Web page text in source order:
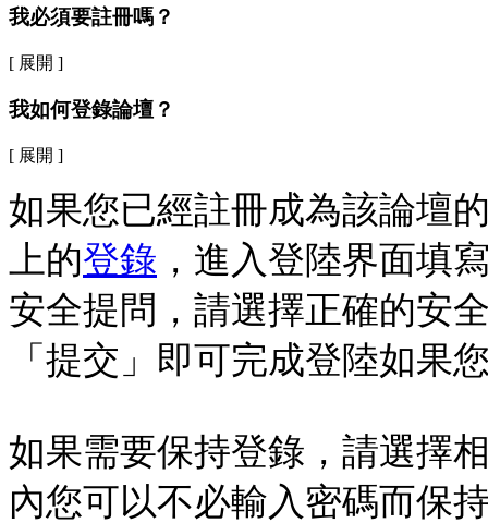
我必須要註冊嗎？
[ 展開 ]
我如何登錄論壇？
[ 展開 ]
如果您已經註冊成為該論壇
上的登錄 ，進入登陸界面填
安全提問，請選擇正確的安
「提交」即可完成登陸如果
如果需要保持登錄，請選擇
內您可以不必輸入密碼而保